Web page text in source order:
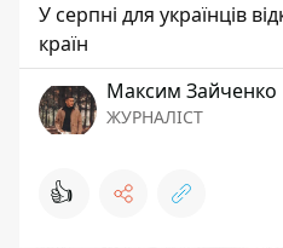
У серпні для українців
країн
Максим Зайченко
ЖУРНАЛІСТ
👍